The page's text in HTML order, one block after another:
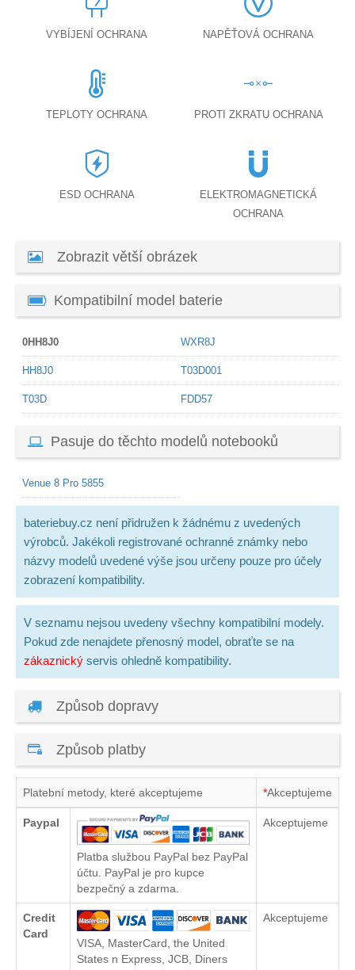
VYBÍJENÍ OCHRANA NAPĚŤOVÁ OCHRANA
TEPLOTY OCHRANA PROTI ZKRATU OCHRANA
ESD OCHRANA
ELEKTROMAGNETICKÁ
OCHRANA
Zobrazit větší obrázek
Kompatibilní model baterie
0HH8J0 WXR8J
HH8J0 T03D001
T03D FDD57
Pasuje do těchto modelů notebooků
Venue 8 Pro 5855
bateriebuy.cz není přidružen k žádnému z uvedených
výrobců. Jakékoli registrované ochranné známky nebo
názvy modelů uvedené výše jsou určeny pouze pro účely
zobrazení kompatibility.
V seznamu nejsou uvedeny všechny kompatibilní modely.
Pokud zde nenajdete přenosný model, obraťte se na
zákaznický servis ohledně kompatibility.
Způsob dopravy
Způsob platby
Platební metody, které akceptujeme *Akceptujeme
Paypal
Platba službou PayPal bez PayPal
účtu. PayPal je pro kupce
bezpečný a zdarma.
Akceptujeme
Credit
Card
VISA, MasterCard, the United
States n Express, JCB, Diners
Akceptujeme